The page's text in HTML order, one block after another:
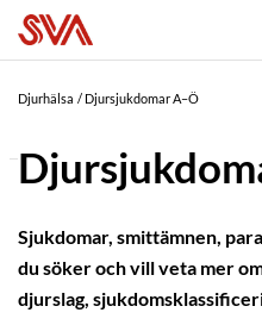
Djurhälsa Djursjukdomar A–Ö
Sjukdomar, smittämnen,
du söker och vill veta mer
djurslag,
Valda
taggar
DJURSLAG
Fisk
Fjäderfä